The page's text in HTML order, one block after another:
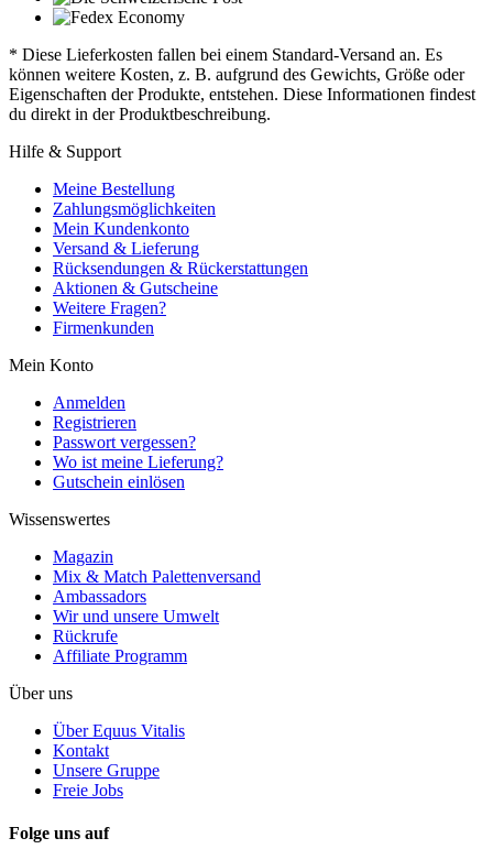
* Diese Lieferkosten fallen bei einem Standard-Versand an. Es
können weitere Kosten, z. B. aufgrund des Gewichts, Größe oder
Eigenschaften der Produkte, entstehen. Diese Informationen findest
du direkt in der Produktbeschreibung.
Hilfe & Support
Meine Bestellung
Zahlungsmöglichkeiten
Mein Kundenkonto
Versand & Lieferung
Rücksendungen & Rückerstattungen
Aktionen & Gutscheine
Weitere Fragen?
Firmenkunden
Mein Konto
Anmelden
Registrieren
Passwort vergessen?
Wo ist meine Lieferung?
Gutschein einlösen
Wissenswertes
Magazin
Mix & Match Palettenversand
Ambassadors
Wir und unsere Umwelt
Rückrufe
Affiliate Programm
Über uns
Über Equus Vitalis
Kontakt
Unsere Gruppe
Freie Jobs
Folge uns auf